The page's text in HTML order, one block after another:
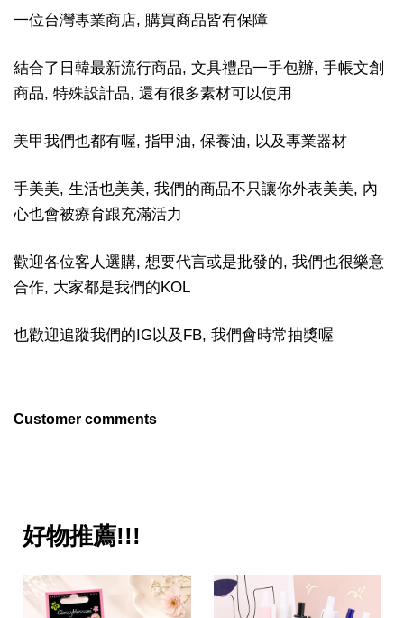
一位台灣專業商店, 購買商品皆有保障
結合了日韓最新流行商品, 文具禮品一手包辦, 手帳文創
商品, 特殊設計品, 還有很多素材可以使用
美甲我們也都有喔, 指甲油, 保養油, 以及專業器材
手美美, 生活也美美, 我們的商品不只讓你外表美美, 內
心也會被療育跟充滿活力
歡迎各位客人選購, 想要代言或是批發的, 我們也很樂意
合作, 大家都是我們的KOL
也歡迎追蹤我們的IG以及FB, 我們會時常抽獎喔
Customer comments
好物推薦!!!